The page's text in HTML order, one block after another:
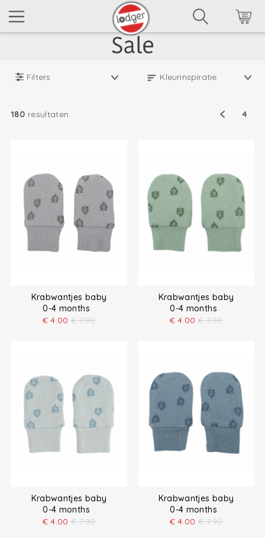
Filters
180 resultaten 4
Krabwantjes baby
0-4 months
€ 4.00 € 7.90
Krabwantjes baby
0-4 months
€ 4.00 € 7.90
Krabwantjes baby
0-4 months
€ 4.00 € 7.90
Krabwantjes baby
0-4 months
€ 4.00 € 7.90